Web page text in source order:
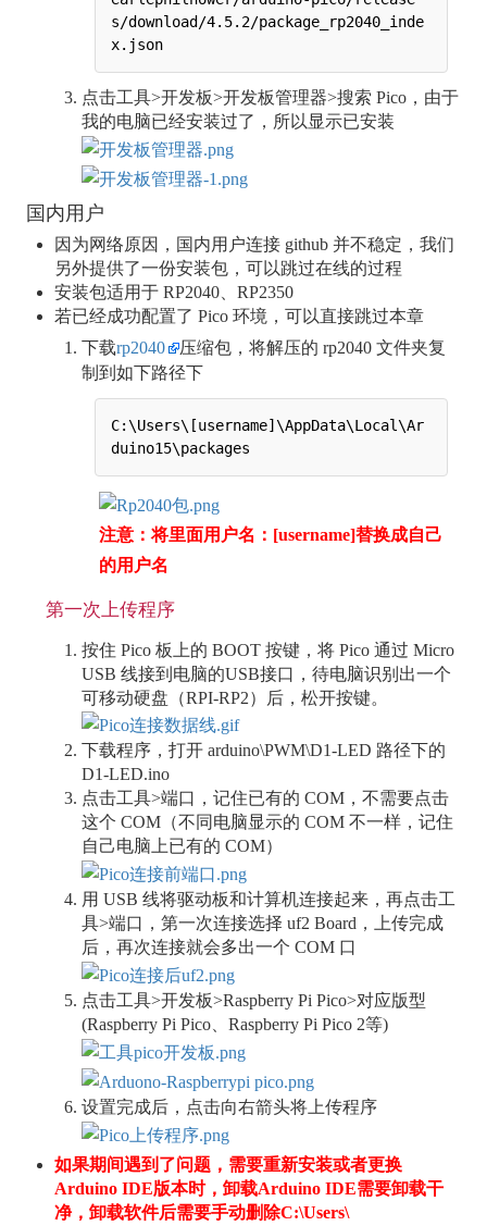
s/download/4.5.2/package_rp2040_inde
x.json
点击工具>开发板>开发板管理器>搜索 Pico，由于
我的电脑已经安装过了，所以显示已安装
国内用户
因为网络原因，国内用户连接 github 并不稳定，我们
另外提供了一份安装包，可以跳过在线的过程
安装包适用于 RP2040、RP2350
若已经成功配置了 Pico 环境，可以直接跳过本章
下载rp2040
压缩包，将解压的 rp2040 文件夹复
制到如下路径下
C:\Users\[username]\AppData\Local\Ar
duino15\packages
注意：将里面用户名：[username]替换成自己
的用户名
第一次上传程序
按住 Pico 板上的 BOOT 按键，将 Pico 通过 Micro
USB 线接到电脑的USB接口，待电脑识别出一个
可移动硬盘（RPI-RP2）后，松开按键。
下载程序，打开 arduino\PWM\D1-LED 路径下的
D1-LED.ino
点击工具>端口，记住已有的 COM，不需要点击
这个 COM（不同电脑显示的 COM 不一样，记住
自己电脑上已有的 COM）
用 USB 线将驱动板和计算机连接起来，再点击工
具>端口，第一次连接选择 uf2 Board，上传完成
后，再次连接就会多出一个 COM 口
点击工具>开发板>Raspberry Pi Pico>对应版型
(Raspberry Pi Pico、Raspberry Pi Pico 2等)
设置完成后，点击向右箭头将上传程序
如果期间遇到了问题，需要重新安装或者更换
Arduino IDE版本时，卸载Arduino IDE需要卸载干
净，卸载软件后需要手动删除C:\Users\